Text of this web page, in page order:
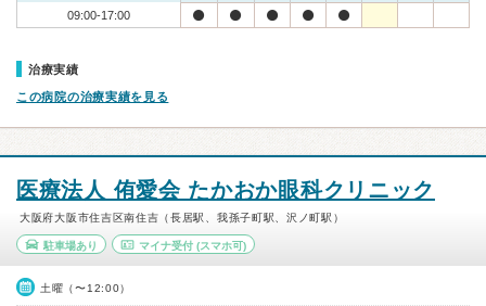
09:00-17:00
治療実績
この病院の治療実績を見る
医療法人 侑愛会 たかおか眼科クリニック
大阪府大阪市住吉区南住吉（長居駅、我孫子町駅、沢ノ町駅）
駐車場あり マイナ受付(スマホ可)
土曜（〜12:00）